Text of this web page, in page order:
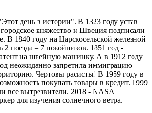
день в истории". В 1323 году устав
княжество и Швеция подписали
В 1840 году на Царскосельской железной
2 поезда – 7 покойников. 1851 год -
на швейную машинку. А в 1912 году
неожиданно запретила иммиграцию
Чертовы расисты! В 1959 году в
покупать товары в кредит. 1999
все вытрезвители. 2018 - NASA
для изучения солнечного ветра.